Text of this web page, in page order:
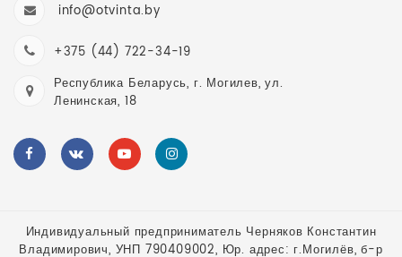
info@otvinta.by
+375 (44) 722-34-19
Республика Беларусь, г. Могилев, ул.
Ленинская, 18
Индивидуальный предприниматель Черняков Константин
Владимирович, УНП 790409002, Юр. адрес: г.Могилёв, б-р